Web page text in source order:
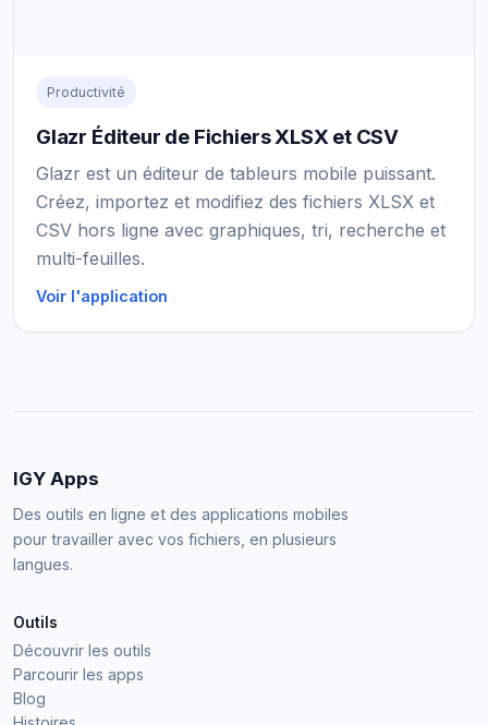
Productivité
Glazr Éditeur de Fichiers XLSX et CSV
Glazr est un éditeur de tableurs mobile puissant.
Créez, importez et modifiez des fichiers XLSX et
CSV hors ligne avec graphiques, tri, recherche et
multi-feuilles.
Voir l'application
IGY Apps
Des outils en ligne et des applications mobiles
pour travailler avec vos fichiers, en plusieurs
langues.
Outils
Découvrir les outils
Parcourir les apps
Blog